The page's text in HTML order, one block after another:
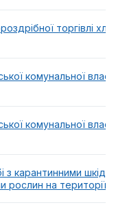
торгівлі
комунальної
комунальної
з карантинними
рослин на території